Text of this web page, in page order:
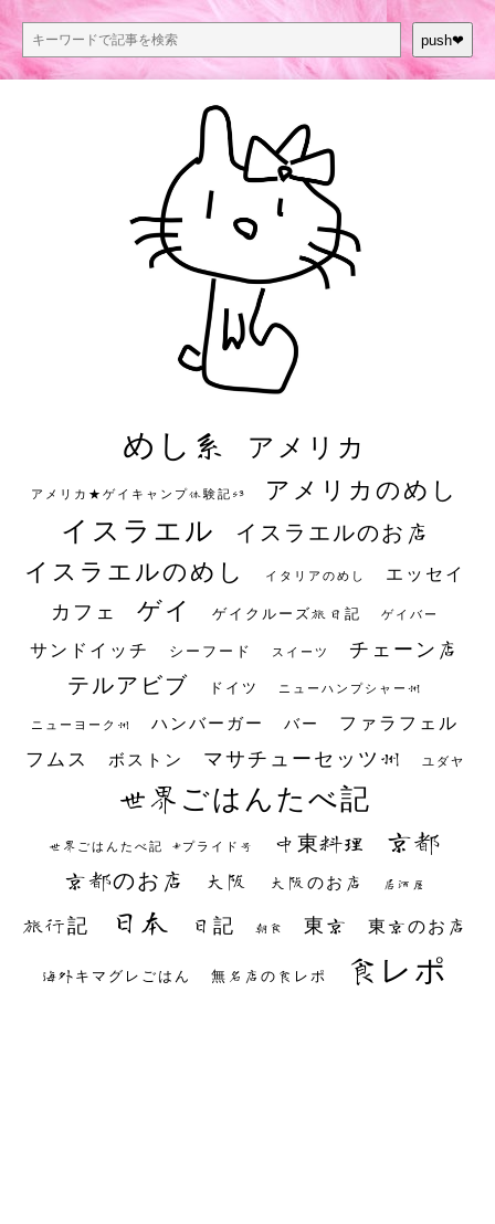
push❤︎
めし系 アメリカ
アメリカ★ゲイキャンプ体験記S3 アメリカのめし
イスラエル イスラエルのお店
イスラエルのめし イタリアのめし エッセイ
カフェ ゲイ ゲイクルーズ旅日記 ゲイバー
サンドイッチ シーフード スイーツ チェーン店
テルアビブ ドイツ ニューハンプシャー州
ニューヨーク州 ハンバーガー バー ファラフェル
フムス ボストン マサチューセッツ州 ユダヤ
世界ごはんたべ記
世界ごはんたべ記 #プライド号 中東料理 京都
京都のお店 大阪 大阪のお店 居酒屋
旅行記 日本 日記 朝食 東京 東京のお店
海外キマグレごはん 無名店の食レポ 食レポ